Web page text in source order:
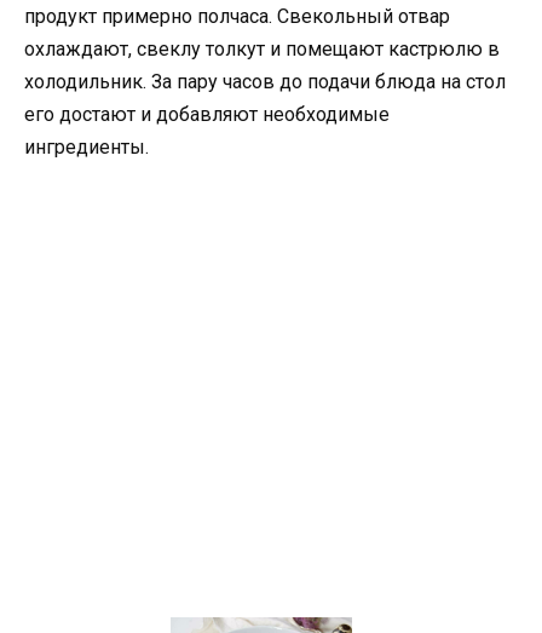
продукт примерно полчаса. Свекольный отвар
охлаждают, свеклу толкут и помещают кастрюлю в
холодильник. За пару часов до подачи блюда на стол
его достают и добавляют необходимые
ингредиенты.